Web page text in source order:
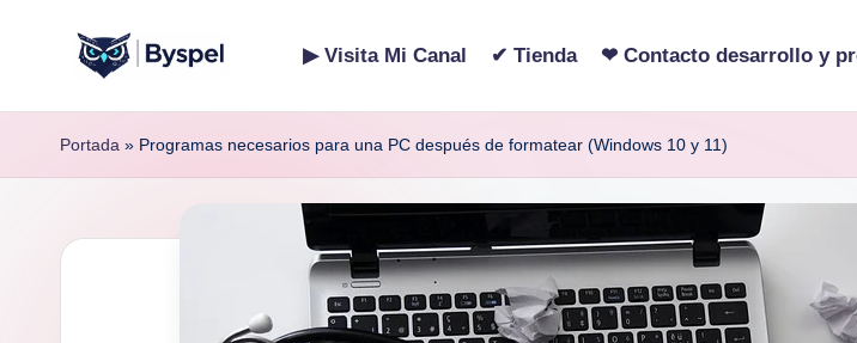
contenido
B
y
p
código
y
▶ Visita Mi Canal ✔ Tienda ❤ Contacto desarrollo y
Portada » Programas necesarios para una PC después de formatear (Windows 10 y 11)